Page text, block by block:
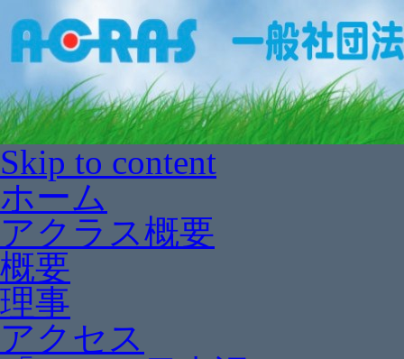
Skip to content
ホーム
アクラス概要
概要
理事
アクセス